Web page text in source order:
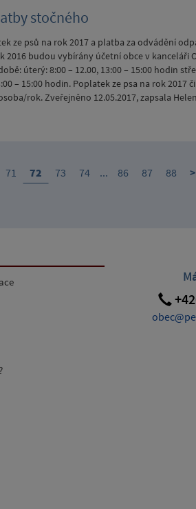
stočného
ze psů na rok 2017 a platba za odvádění
2016 budou vybírány účetní obce v kanceláři
úterý: 8:00 – 12.00, 13:00 – 15:00 hodin
– 15:00 hodin. Poplatek ze psa na rok 2017
rok. Zveřejněno 12.05.2017, zapsala
71 72 73 74 ... 86 87 88 >